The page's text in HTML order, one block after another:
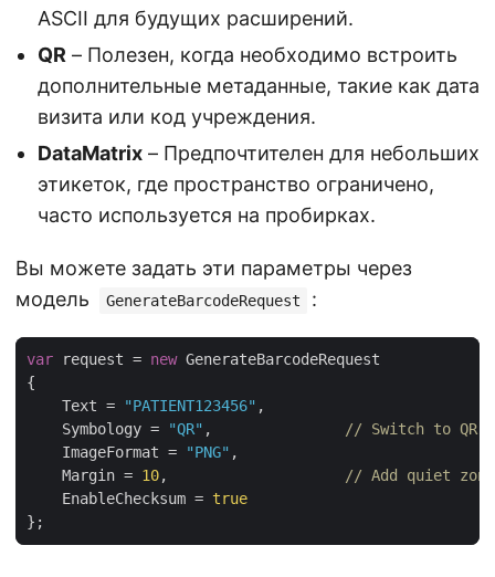
ASCII для будущих расширений.
QR – Полезен, когда необходимо встроить
дополнительные метаданные, такие как дата
визита или код учреждения.
DataMatrix – Предпочтителен для небольших
этикеток, где пространство ограничено,
часто используется на пробирках.
Вы можете задать эти параметры через
модель
GenerateBarcodeRequest :
var request = new
    Text =
"PATIENT123456"
    Symbology =
"QR" ,
// Switch to QR
    ImageFormat =
"PNG"
    Margin =
10,
// Add quiet
    EnableChecksum =
true